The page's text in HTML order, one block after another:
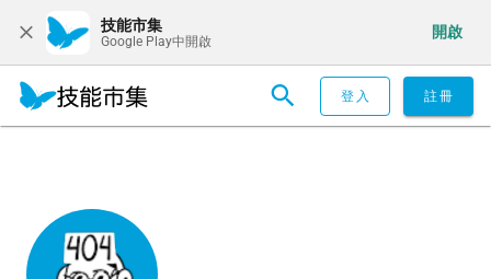
技能市集
Google Play中開啟
開啟
登入 註冊